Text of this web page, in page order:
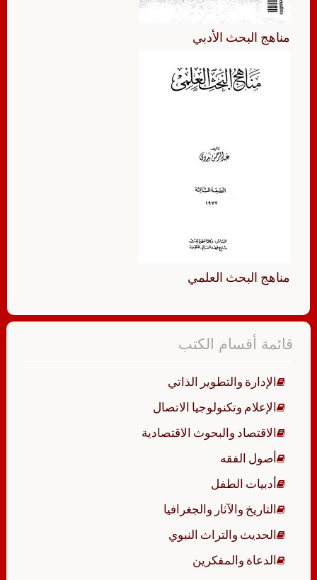
مناهج البحث الأدبي
مناهج البحث العلمي
قائمة أقسام الكتب
الإدارة والتطوير الذاتي
الإعلام وتكنولوجيا الاتصال
الاقتصاد والبحوث الاقتصادية
أصول الفقه
أدبيات الطفل
التاريخ والآثار والجغرافيا
الحديث والتراث النبوي
الدعاة والمفكرين